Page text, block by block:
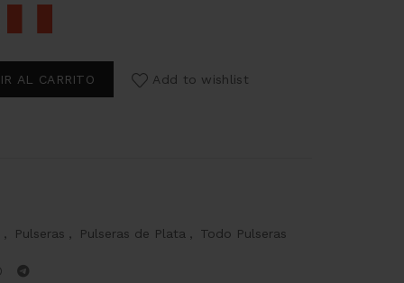
AL CARRITO Add to wishlist
Pulseras Pulseras de Plata Todo Pulseras